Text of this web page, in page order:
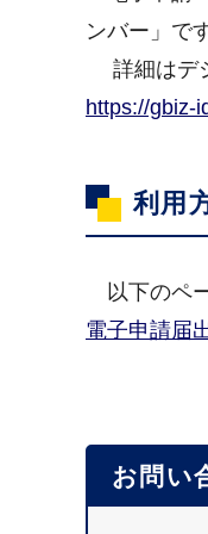
ンバー」で
詳細はデ
https://gbiz-
利用
以下のペ
電子申請届
お問い